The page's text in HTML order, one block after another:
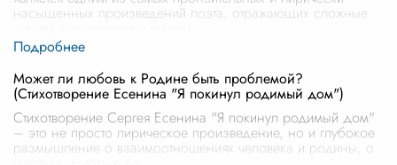
насыщенных произведений поэта, отражающих сложные
Может ли любовь к Родине быть проблемой?
(Стихотворение Есенина "Я покинул родимый дом")
Стихотворение Сергея Есенина "Я покинул родимый дом"
– это не просто лирическое произведение, но и глубокое
размышление о взаимоотношениях человека и родины, о